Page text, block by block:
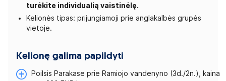
turėkite individualią vaistinėlę.
Kelionės tipas: prijungiamoji prie anglakalbės grupės
vietoje.
Kelionę galima papildyti
Poilsis Parakase prie Ramiojo vandenyno (3d./2n.), kaina